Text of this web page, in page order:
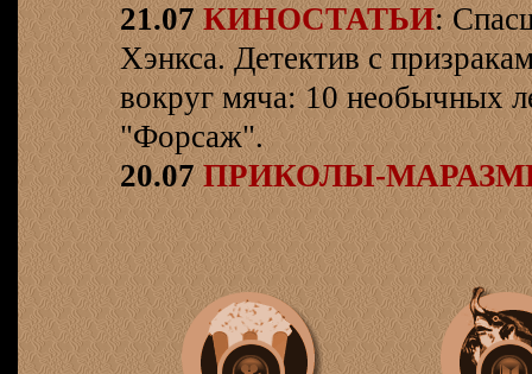
21.07 КИНОСТАТЬИ:
Хэнкса. Детектив с
вокруг мяча: 10 необычных
"Форсаж".
20.07 ПРИКОЛЫ-